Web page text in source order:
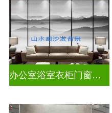
办公室浴室衣柜门窗户山水画玻璃